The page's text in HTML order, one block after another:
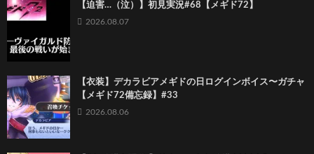
【迫害…（泣）】初見実況#68【メギド72】
2026.08.07
【衣装】デカラビアメギドの日ログインボイス〜ガチャ
【メギド72備忘録】#33
2026.08.06